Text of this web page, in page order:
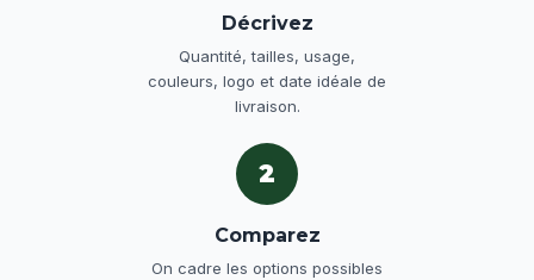
Décrivez
Quantité, tailles, usage,
couleurs, logo et date idéale de
livraison.
2
Comparez
On cadre les options possibles